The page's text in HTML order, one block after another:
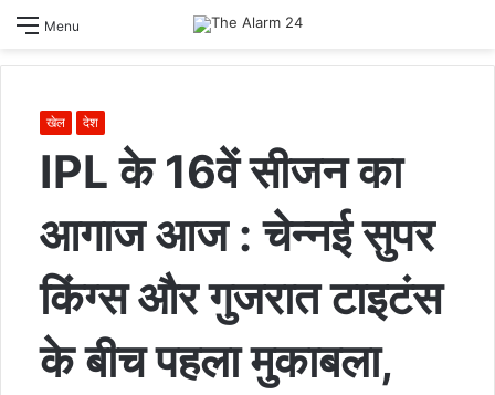
Menu
खेल देश
IPL के 16वें सीजन का
आगाज आज : चेन्नई सुपर
किंग्स और गुजरात टाइटंस
के बीच पहला मुकाबला,